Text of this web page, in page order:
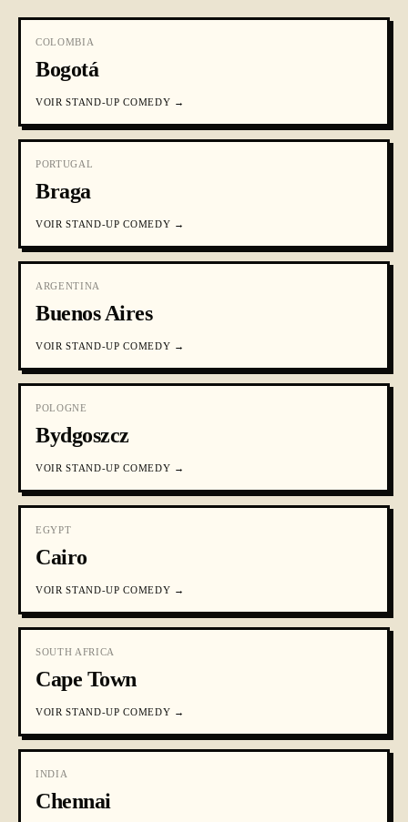
COLOMBIA
Bogotá
VOIR STAND-UP COMEDY →
PORTUGAL
Braga
VOIR STAND-UP COMEDY →
ARGENTINA
Buenos Aires
VOIR STAND-UP COMEDY →
POLOGNE
Bydgoszcz
VOIR STAND-UP COMEDY →
EGYPT
Cairo
VOIR STAND-UP COMEDY →
SOUTH AFRICA
Cape Town
VOIR STAND-UP COMEDY →
INDIA
Chennai